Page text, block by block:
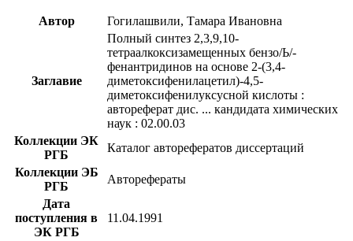
Автор Гогилашвили, Тамара Ивановна
Заглавие
Полный синтез 2,3,9,10-
тетраалкоксизамещенных бензо/Ь/-
фенантридинов на основе 2-(3,4-
диметоксифенилацетил)-4,5-
диметоксифенилуксусной кислоты :
автореферат дис. ... кандидата химических
наук : 02.00.03
Коллекции ЭК
РГБ
Каталог авторефератов диссертаций
Коллекции ЭБ
РГБ
Авторефераты
Дата
поступления в
ЭК РГБ
11.04.1991